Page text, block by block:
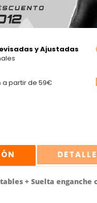
y Ajustadas
a partir de 59€
+ Suelta